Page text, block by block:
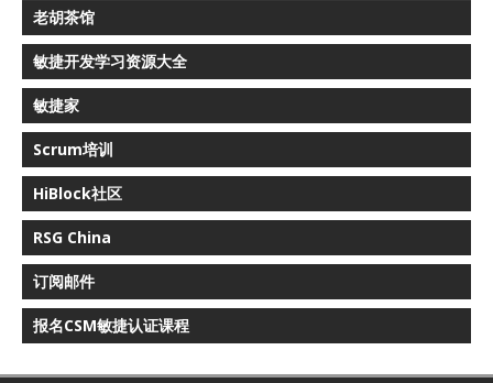
老胡茶馆
敏捷开发学习资源大全
敏捷家
Scrum培训
HiBlock社区
RSG China
订阅邮件
报名CSM敏捷认证课程